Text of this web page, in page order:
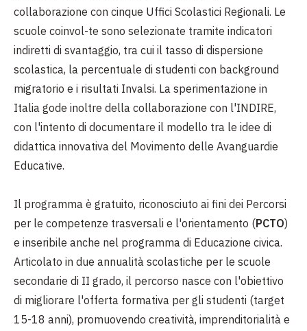
collaborazione con cinque Uffici Scolastici Regionali. Le
scuole coinvol-te sono selezionate tramite indicatori
indiretti di svantaggio, tra cui il tasso di dispersione
scolastica, la percentuale di studenti con background
migratorio e i risultati Invalsi. La sperimentazione in
Italia gode inoltre della collaborazione con l'INDIRE,
con l'intento di documentare il modello tra le idee di
didattica innovativa del Movimento delle Avanguardie
Educative.
Il programma è gratuito, riconosciuto ai fini dei Percorsi
per le competenze trasversali e l'orientamento (PCTO)
e inseribile anche nel programma di Educazione civica.
Articolato in due annualità scolastiche per le scuole
secondarie di II grado, il percorso nasce con l'obiettivo
di migliorare l'offerta formativa per gli studenti (target
15-18 anni), promuovendo creatività, imprenditorialità e